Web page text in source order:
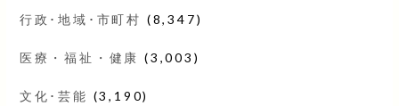
行政･地域･市町村 (8,347)
医療・福祉・健康 (3,003)
文化･芸能 (3,190)